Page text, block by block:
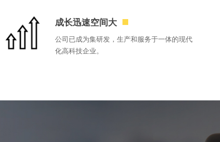
成长迅速空间大 ■
公司已成为集研发，生产和服务于一体的现代
化高科技企业。